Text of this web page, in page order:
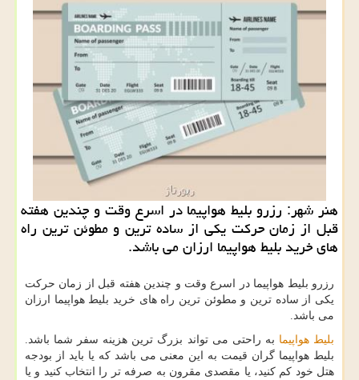
هنر شهر: رزرو بلیط هواپیما در اسرع وقت و چندین هفته
قبل از زمان حركت یكی از ساده ترین و مطوئن ترین راه
های خرید بلیط هواپیما ارزان می باشد.
رزرو بلیط هواپیما در اسرع وقت و چندین هفته قبل از زمان حرکت
یکی از ساده ترین و مطوئن ترین راه های خرید بلیط هواپیما ارزان
می باشد.
بلیط هواپیما به راحتی می تواند بزرگ ترین هزینه سفر شما باشد.
بلیط هواپیما گران قیمت به این معنی می باشد که یا باید از بودجه
هتل خود کم کنید، یا مقصدی مقرون به صرفه تر را انتخاب کنید و یا